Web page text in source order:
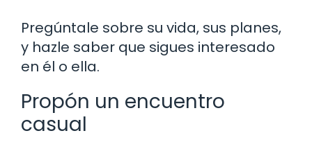
Pregúntale sobre su vida, sus planes,
y hazle saber que sigues interesado
en él o ella.
Propón un encuentro
casual